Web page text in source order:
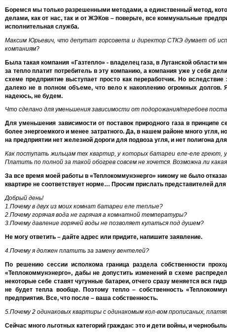
Боремся мы только разрешенными методами, а единственный метод,
делами, как от нас, так и от ЖЭКов – поверьте, все коммунальные
исполнительная служба.
Максим Юрьевич, что депутат горсовета и директор СТКЭ думает об
компаниям?
Была такая компания «Газтепло» - владелец газа, в Луганской области
за тепло платит потребитель в эту компанию, а компания уже у себя
схеме предприятие выступает просто как переработчик. Но
далеко не в полном объеме, что вело к накоплению огромных
надеюсь, не будем.
Что сделано для уменьшения зависимости от подорожания/перебоев
Для уменьшения зависимости от поставок природного газа в
более энергоемкого и менее затратного. Да, в нашем районе много угля,
на предприятии нет железной дороги для подвоза угля, и нет полигона
Как поступать жильцам тех квартир, у которых батареи еле-еле греют,
Платить по полной за такой обогрев совсем не хочется. Возможна ли
За все время моей работы в «Теплокоммунэнерго» никому не было
квартире не соответствует норме… Просим прислать представителей
Добрый день!
1.Почему в двух из моих комнат батареи еле теплые?
2.Почему горячая вода не гарячая а комнатной температуры?
3.Почему давление горячей воды не позволяет купаться под душем?
Не могу ответить – дайте адрес или придите, напишите заявление.
4.Почему я должен платить за замену вентелей?
По решению сессии исполкома граница раздела собственности
«Теплокоммунэнерго», дабы не допустить изменений в схеме
некоторые себе ставят чугунные батареи, отчего сразу меняется вся
не будет тепла вообще. Поэтому тепло – собственность
предприятия. Все, что после – ваша собственность.
5.Почему 2 одинаковых квартиры с одинакомым кол-вом прописаных,
Сейчас много льготных категорий граждан: это и дети войны, и